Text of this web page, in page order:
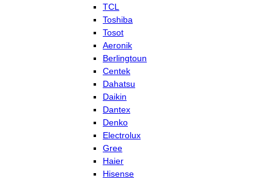
TCL
Toshiba
Tosot
Aeronik
Berlingtoun
Centek
Dahatsu
Daikin
Dantex
Denko
Electrolux
Gree
Haier
Hisense